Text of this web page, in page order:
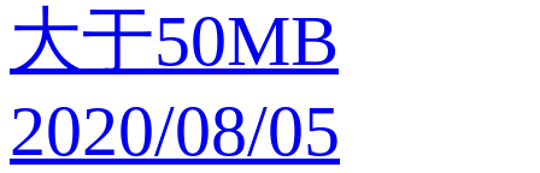
大于50MB
2020/08/05